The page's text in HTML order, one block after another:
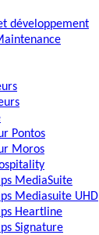
développement
Pontos
Moros
MediaSuite
Mediasuite UHD
Heartline
Signature